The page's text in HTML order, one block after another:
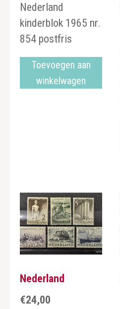
Nederland
kinderblok 1965 nr.
854 postfris
Toevoegen aan
winkelwagen
Nederland
€24,00